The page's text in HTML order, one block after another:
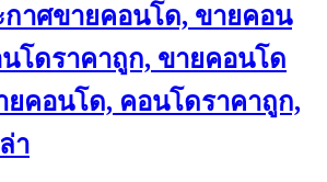
กาศขายคอนโด, ขายคอน
โดราคาถูก, ขายคอนโด
ยคอนโด, คอนโดราคาถูก,
า